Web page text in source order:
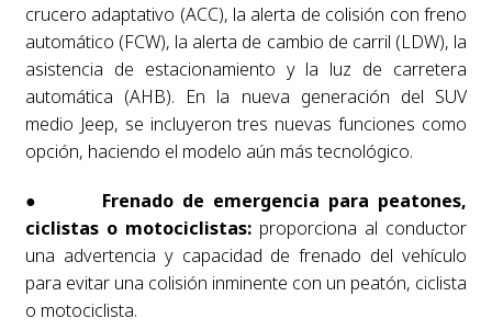
crucero adaptativo (ACC), la alerta de colisión con freno
automático (FCW), la alerta de cambio de carril (LDW), la
asistencia de estacionamiento y la luz de carretera
automática (AHB). En la nueva generación del SUV
medio Jeep, se incluyeron tres nuevas funciones como
opción, haciendo el modelo aún más tecnológico.
● Frenado de emergencia para peatones,
ciclistas o motociclistas: proporciona al conductor
una advertencia y capacidad de frenado del vehículo
para evitar una colisión inminente con un peatón, ciclista
o motociclista.